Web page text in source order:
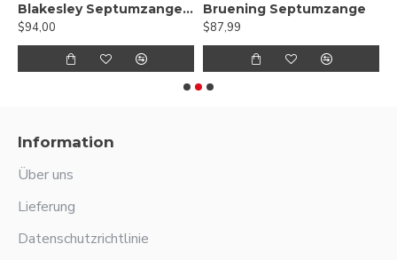
Blakesley Septumzange – gezahnte Backe
$94,00
Bruening Septumzange
$87,99
Information
Über uns
Lieferung
Datenschutzrichtlinie